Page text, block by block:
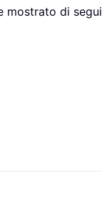
mostrato di